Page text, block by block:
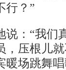
行？”
：“我们
，压根儿
场跳舞